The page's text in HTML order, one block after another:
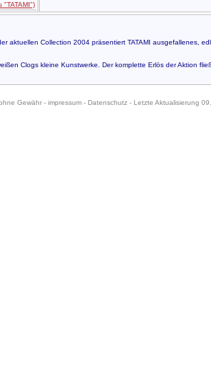
"TATAMI")
Collection 2004 präsentiert TATAMI ausgefallenes,
Clogs kleine Kunstwerke. Der komplette Erlös der Aktion
Gewähr - impressum- Datenschutz- Letzte Aktualisierung